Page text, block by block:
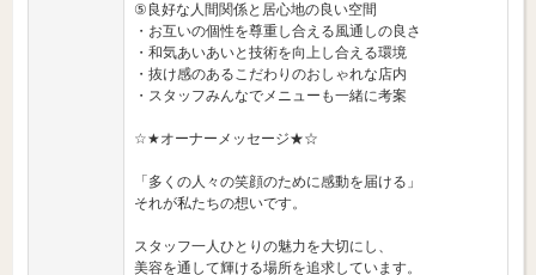
⑤良好な人間関係と居心地の良い空間
・お互いの個性を尊重し合える風通しの良さ
・和気あいあいと技術を向上し合える環境
・抜け感のあるこだわりのおしゃれな店内
・スタッフみんなでメニューも一緒に考案
☆★オーナーメッセージ★☆
「多くの人々の笑顔のために感動を届ける」
それが私たちの想いです。
スタッフ一人ひとりの魅力を大切にし、
美容を通して輝ける場所を追求しています。